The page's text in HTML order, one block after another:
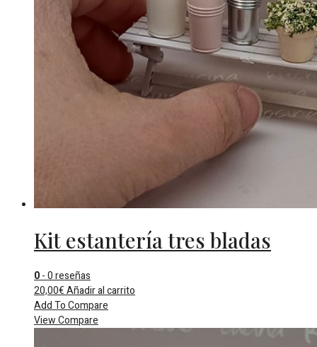
Kit estantería tres bladas
0- 0 reseñas
20,00€Añadir al carrito
Add To Compare
View Compare